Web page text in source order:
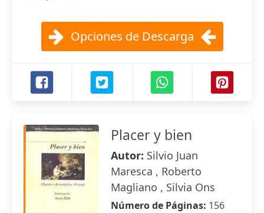
Opciones de Descarga
Placer y bien
Autor: Silvio Juan
Maresca , Roberto
Magliano , Silvia Ons
Número de Páginas: 156